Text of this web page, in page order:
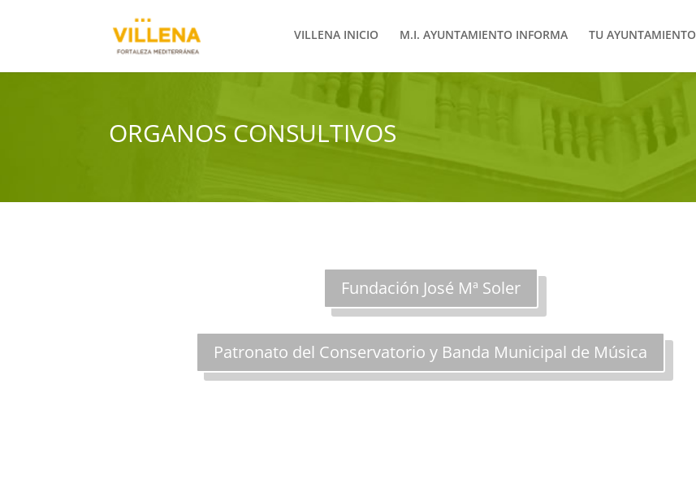
VILLENA INICIO M.I. AYUNTAMIENTO INFORMA TU AYUNTAMIENTO
ORGANOS CONSULTIVOS
Fundación José Mª Soler
Patronato del Conservatorio y Banda Municipal de Música